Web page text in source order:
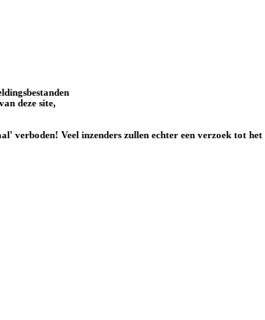
deze site,
verboden! Veel inzenders zullen echter een verzoek tot